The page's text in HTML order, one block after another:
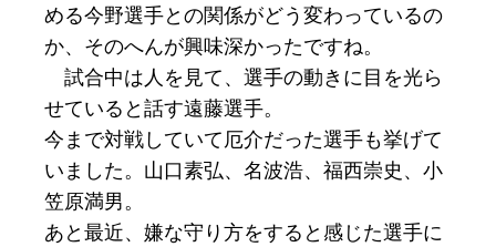
める今野選手との関係がどう変わっているの
か、そのへんが興味深かったですね。
試合中は人を見て、選手の動きに目を光ら
せていると話す遠藤選手。
今まで対戦していて厄介だった選手も挙げて
いました。山口素弘、名波浩、福西崇史、小
笠原満男。
あと最近、嫌な守り方をすると感じた選手に